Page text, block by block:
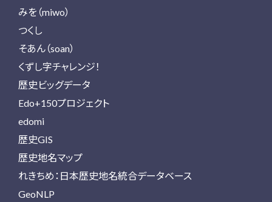
みを（miwo）
つくし
そあん（soan）
くずし字チャレンジ！
歴史ビッグデータ
Edo+150プロジェクト
edomi
歴史GIS
歴史地名マップ
れきちめ：日本歴史地名統合データベース
GeoNLP